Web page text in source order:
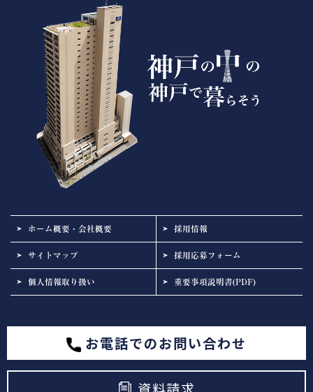
ホーム概要・会社概要 採用情報
サイトマップ 採用応募フォーム
個人情報取り扱い 重要事項説明書(PDF)
お電話でのお問い合わせ